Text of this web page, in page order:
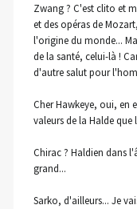
Zwang ? C'est clito et
et des opéras de
l'origine du monde...
de la santé, celui-là !
d'autre salut pour
Cher Hawkeye, oui, en
valeurs de la Halde que
Chirac ? Haldien dans
grand...
Sarko, d'ailleurs... Je